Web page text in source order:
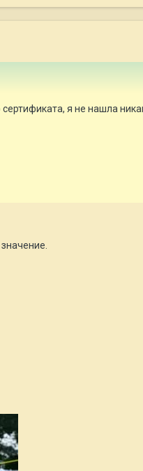
я не нашла